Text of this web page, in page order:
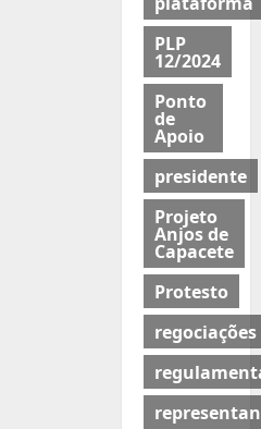
PLP
12/2024
Ponto
de
Apoio
presidente
Projeto
Anjos de
Capacete
Protesto
regociações